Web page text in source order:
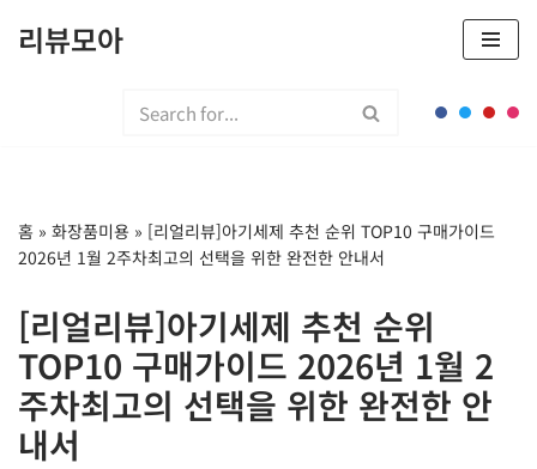
뛰
기
리뷰모아
홈 » 화장품미용 » [리얼리뷰]아기세제 추천 순위 TOP10 구매가이드
2026년 1월 2주차최고의 선택을 위한 완전한 안내서
[리얼리뷰]아기세제 추천 순위
TOP10 구매가이드 2026년 1월 2
주차최고의 선택을 위한 완전한 안
내서